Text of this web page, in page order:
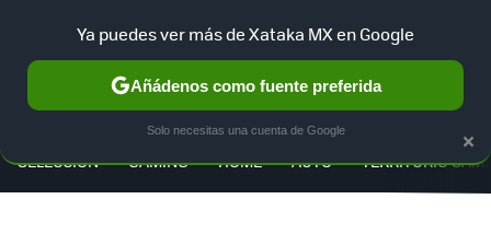
SELECCIÓN GAMING HOME AUTO TERRITORIO
×
Ya puedes ver más de Xataka MX en Google
Añádenos como fuente preferida
Solo necesitas una cuenta de Google